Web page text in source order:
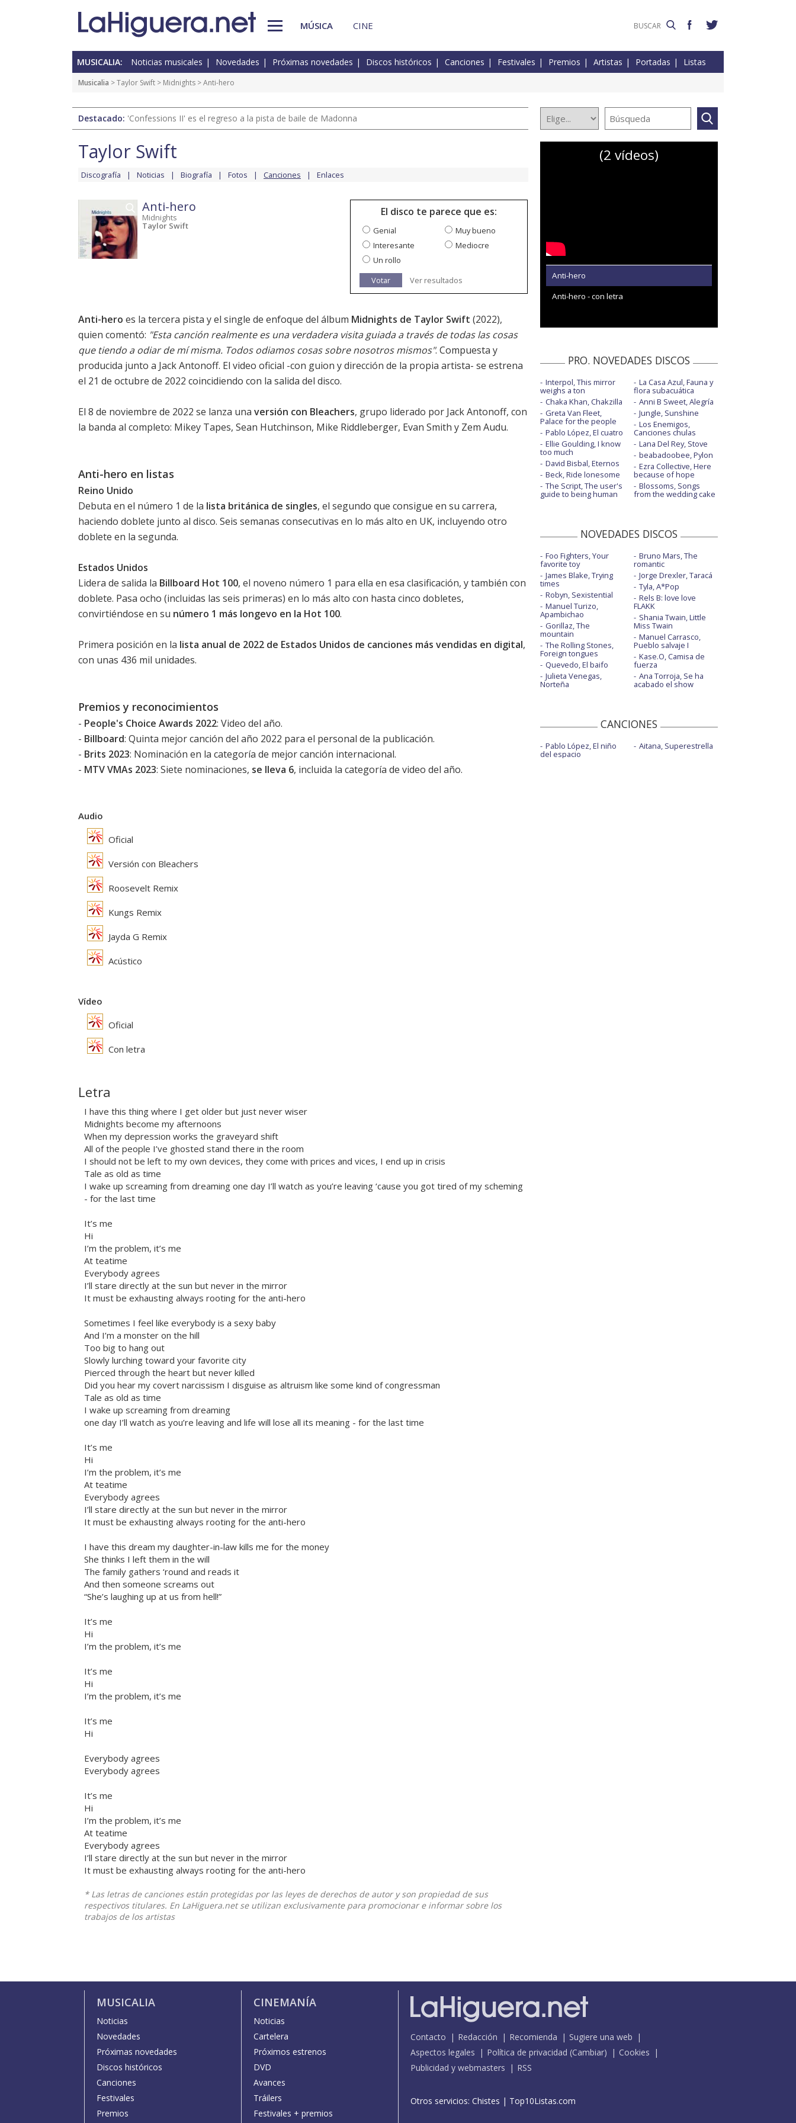
MÚSICA CINE
MUSICALIA: Noticias musicales Novedades Próximas novedades Discos históricos Canciones Festivales Premios Artistas Portadas Listas
Musicalia >Taylor Swift > Midnights > Anti-hero
Destacado: 'Confessions II' es el regreso a la pista de baile de Madonna
Taylor Swift
Discografía Noticias Biografía Fotos Canciones Enlaces
Anti-hero
Midnights
Taylor Swift
El disco te parece que es:
Genial
Muy bueno
Interesante
Mediocre
Un rollo
Votar
Ver resultados
Anti-hero es la tercera pista y el single de enfoque del álbum Midnights de Taylor Swift (2022),
quien comentó: "Esta canción realmente es una verdadera visita guiada a través de todas las cosas
que tiendo a odiar de mí misma. Todos odiamos cosas sobre nosotros mismos". Compuesta y
producida junto a Jack Antonoff. El video oficial -con guion y dirección de la propia artista- se estrena
el 21 de octubre de 2022 coincidiendo con la salida del disco.
El 8 de noviembre de 2022 se lanza una versión con Bleachers, grupo liderado por Jack Antonoff, con
la banda al completo: Mikey Tapes, Sean Hutchinson, Mike Riddleberger, Evan Smith y Zem Audu.
Anti-hero en listas
Reino Unido
Debuta en el número 1 de la lista británica de singles, el segundo que consigue en su carrera,
haciendo doblete junto al disco. Seis semanas consecutivas en lo más alto en UK, incluyendo otro
doblete en la segunda.
Estados Unidos
Lidera de salida la Billboard Hot 100, el noveno número 1 para ella en esa clasificación, y también con
doblete. Pasa ocho (incluidas las seis primeras) en lo más alto con hasta cinco dobletes,
convirtiéndose en su número 1 más longevo en la Hot 100.
Primera posición en la lista anual de 2022 de Estados Unidos de canciones más vendidas en digital,
con unas 436 mil unidades.
Premios y reconocimientos
- People's Choice Awards 2022: Video del año.
- Billboard: Quinta mejor canción del año 2022 para el personal de la publicación.
- Brits 2023: Nominación en la categoría de mejor canción internacional.
- MTV VMAs 2023: Siete nominaciones, se lleva 6, incluida la categoría de video del año.
Audio
Oficial
Versión con Bleachers
Roosevelt Remix
Kungs Remix
Jayda G Remix
Acústico
Vídeo
Oficial
Con letra
Letra
I have this thing where I get older but just never wiser
Midnights become my afternoons
When my depression works the graveyard shift
All of the people I’ve ghosted stand there in the room
I should not be left to my own devices, they come with prices and vices, I end up in crisis
Tale as old as time
I wake up screaming from dreaming one day I’ll watch as you’re leaving ‘cause you got tired of my scheming
- for the last time
It’s me
Hi
I’m the problem, it’s me
At teatime
Everybody agrees
I’ll stare directly at the sun but never in the mirror
It must be exhausting always rooting for the anti-hero
Sometimes I feel like everybody is a sexy baby
And I’m a monster on the hill
Too big to hang out
Slowly lurching toward your favorite city
Pierced through the heart but never killed
Did you hear my covert narcissism I disguise as altruism like some kind of congressman
Tale as old as time
I wake up screaming from dreaming
one day I’ll watch as you’re leaving and life will lose all its meaning - for the last time
It’s me
Hi
I’m the problem, it’s me
At teatime
Everybody agrees
I’ll stare directly at the sun but never in the mirror
It must be exhausting always rooting for the anti-hero
I have this dream my daughter-in-law kills me for the money
She thinks I left them in the will
The family gathers ‘round and reads it
And then someone screams out
“She’s laughing up at us from hell!”
It’s me
Hi
I’m the problem, it’s me
It’s me
Hi
I’m the problem, it’s me
It’s me
Hi
Everybody agrees
Everybody agrees
It’s me
Hi
I’m the problem, it’s me
At teatime
Everybody agrees
I’ll stare directly at the sun but never in the mirror
It must be exhausting always rooting for the anti-hero
* Las letras de canciones están protegidas por las leyes de derechos de autor y son propiedad de sus
respectivos titulares. En LaHiguera.net se utilizan exclusivamente para promocionar e informar sobre los
trabajos de los artistas
(2 vídeos)
Anti-hero
Anti-hero - con letra
PRO. NOVEDADES DISCOS
Interpol, This mirror
weighs a ton
Chaka Khan, Chakzilla
Greta Van Fleet,
Palace for the people
Pablo López, El cuatro
Ellie Goulding, I know
too much
David Bisbal, Eternos
Beck, Ride lonesome
The Script, The user's
guide to being human
La Casa Azul, Fauna y
flora subacuática
Anni B Sweet, Alegría
Jungle, Sunshine
Los Enemigos,
Canciones chulas
Lana Del Rey, Stove
beabadoobee, Pylon
Ezra Collective, Here
because of hope
Blossoms, Songs
from the wedding cake
NOVEDADES DISCOS
Foo Fighters, Your
favorite toy
James Blake, Trying
times
Robyn, Sexistential
Manuel Turizo,
Apambichao
Gorillaz, The
mountain
The Rolling Stones,
Foreign tongues
Quevedo, El baifo
Julieta Venegas,
Norteña
Bruno Mars, The
romantic
Jorge Drexler, Taracá
Tyla, A*Pop
Rels B: love love
FLAKK
Shania Twain, Little
Miss Twain
Manuel Carrasco,
Pueblo salvaje I
Kase.O, Camisa de
fuerza
Ana Torroja, Se ha
acabado el show
CANCIONES
Pablo López, El niño
del espacio
Aitana, Superestrella
MUSICALIA
Noticias
Novedades
Próximas novedades
Discos históricos
Canciones
Festivales
Premios
CINEMANÍA
Noticias
Cartelera
Próximos estrenos
DVD
Avances
Tráilers
Festivales + premios
Contacto Redacción Recomienda
Sugiere una web
Aspectos legales
Política de privacidad (Cambiar)
Cookies
Publicidad y webmasters
RSS
Otros servicios: Chistes | Top10Listas.com